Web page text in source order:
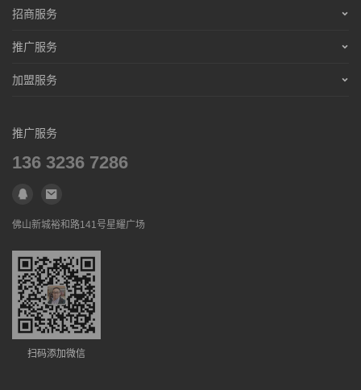
营销服务
联系合作
招商服务
营销服务
推广服务
营销服务
免责声明
加盟服务
招聘信息
免责声明
推广服务
136 3236 7286
佛山新城裕和路141号星耀广场
扫码添加微信